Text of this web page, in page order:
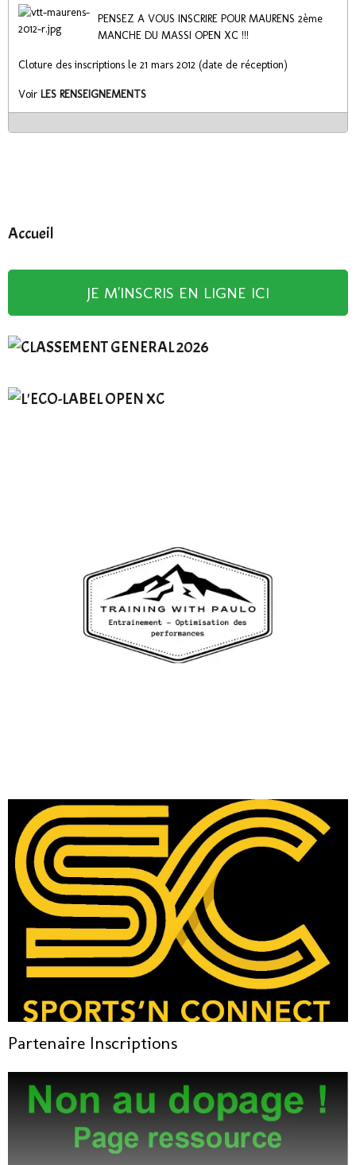
PENSEZ A VOUS INSCRIRE POUR MAURENS 2ème
MANCHE DU MASSI OPEN XC !!!
Cloture des inscriptions le 21 mars 2012 (date de réception)
Voir LES RENSEIGNEMENTS
Accueil
JE M'INSCRIS EN LIGNE ICI
Partenaire Inscriptions